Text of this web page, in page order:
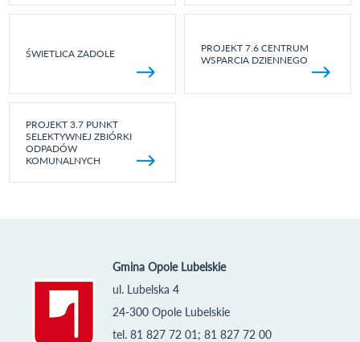
ŚWIETLICA ZADOLE
PROJEKT 7.6 CENTRUM
WSPARCIA DZIENNEGO
PROJEKT 3.7 PUNKT
SELEKTYWNEJ ZBIÓRKI
ODPADÓW
KOMUNALNYCH
Gmina Opole Lubelskie
ul. Lubelska 4
24-300 Opole Lubelskie
tel. 81 827 72 01; 81 827 72 00